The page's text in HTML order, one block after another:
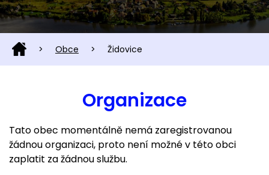
> Obce > Židovice
Organizace
Tato obec momentálně nemá zaregistrovanou
žádnou organizaci, proto není možné v této obci
zaplatit za žádnou službu.